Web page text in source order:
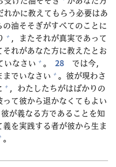
れかに教えてもらう必要はあ
の油そそぎがすべてのことに
+ ，またそれが真実であって
れがあなた方に教えたとお
いなさい + 。 28 では今，
までいなさい + 。 彼が現わさ
+ ，わたしたちがはばかりの
って彼から退かなくてもよい
彼が義なる方であることを知
義を実践する者が彼から生ま
。